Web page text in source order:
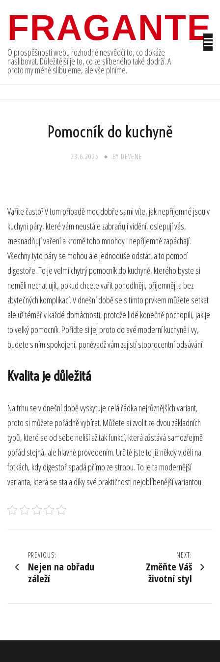
contentFRAGANTE
O prospěšnosti webu rozhodně nesvědčí to, co dokáže
naslibovat. Důležitější je to, co ze slíbeného také dodrží. A
proto my méně slibujeme, ale vše plníme.
Pomocník do kuchyně
23.6.2025 BY DEVENE
Vaříte často? V tom případě moc dobře sami víte, jak nepříjemné jsou v
kuchyni páry, které vám neustále zabraňují vidění, oslepují vás,
znesnadňují vaření a kromě toho mnohdy i nepříjemně zapáchají.
Všechny tyto páry se mohou ale jednoduše odstát, a to pomocí
digestoře. To je velmi chytrý pomocník do kuchyně, kterého byste si
neměli nechat ujít, pokud chcete vařit pohodlněji, příjemněji a bez
zbytečných komplikací. V dnešní době se s tímto prvkem můžete setkat
ale už téměř v každé domácnosti, protože lidé konečně pochopili, jak je
to velký pomocník. Pořiďte si jej proto do své moderní kuchyně i vy,
budete s ním spokojení, poněvadž vám zajistí stoprocentní odsávání.
Kvalita je důležitá
Na trhu se v dnešní době vyskytuje celá řádka nejrůznějších variant,
proto si můžete pořádně vybírat. Můžete si zvolit ze dvou základních
typů, které se od sebe neliší až tak funkcí, která zůstává samozřejmě
pořád stejná, ale hlavně provedením. Určitě jste to již někdy viděli na
fotkách, kdy digestoř spadá přímo ze stropu. To je ta modernější
varianta, která se stala díky své praktičnosti nejoblíbenější variantou.
Navigace
pro
PREVIOUS:
Nejen na obřadu
záleží
NEXT:
Změňte Váš
životní styl